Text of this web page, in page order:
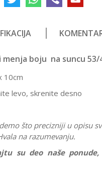
menja boju na suncu 53/
10cm
levo, skrenite desno
što precizniji u opisu
na razumevanju.
su deo naše